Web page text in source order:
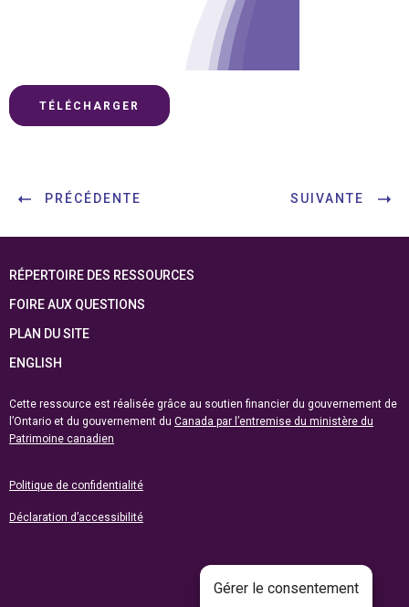
TÉLÉCHARGER
PRÉCÉDENTE SUIVANTE
RÉPERTOIRE DES RESSOURCES
FOIRE AUX QUESTIONS
PLAN DU SITE
ENGLISH
Cette ressource est réalisée grâce au soutien financier du gouvernement de
l’Ontario et du gouvernement du Canada par l’entremise du ministère du
Patrimoine canadien
Politique de confidentialité
Déclaration d’accessibilité
Gérer le consentement